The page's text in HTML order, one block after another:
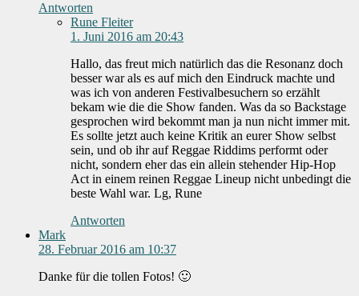
Antworten
Rune Fleiter
1. Juni 2016 am 20:43
Hallo, das freut mich natürlich das die Resonanz doch
besser war als es auf mich den Eindruck machte und
was ich von anderen Festivalbesuchern so erzählt
bekam wie die die Show fanden. Was da so Backstage
gesprochen wird bekommt man ja nun nicht immer mit.
Es sollte jetzt auch keine Kritik an eurer Show selbst
sein, und ob ihr auf Reggae Riddims performt oder
nicht, sondern eher das ein allein stehender Hip-Hop
Act in einem reinen Reggae Lineup nicht unbedingt die
beste Wahl war. Lg, Rune
Antworten
Mark
28. Februar 2016 am 10:37
Danke für die tollen Fotos! 🙂